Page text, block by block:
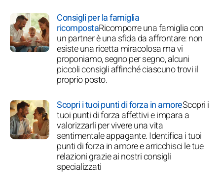
Consigli per la famiglia
ricompostaRicomporre una famiglia con
un partner è una sfida da affrontare: non
esiste una ricetta miracolosa ma vi
proponiamo, segno per segno, alcuni
piccoli consigli affinché ciascuno trovi il
proprio posto.
Scopri i tuoi punti di forza in amoreScopri i
tuoi punti di forza affettivi e impara a
valorizzarli per vivere una vita
sentimentale appagante. Identifica i tuoi
punti di forza in amore e arricchisci le tue
relazioni grazie ai nostri consigli
specializzati